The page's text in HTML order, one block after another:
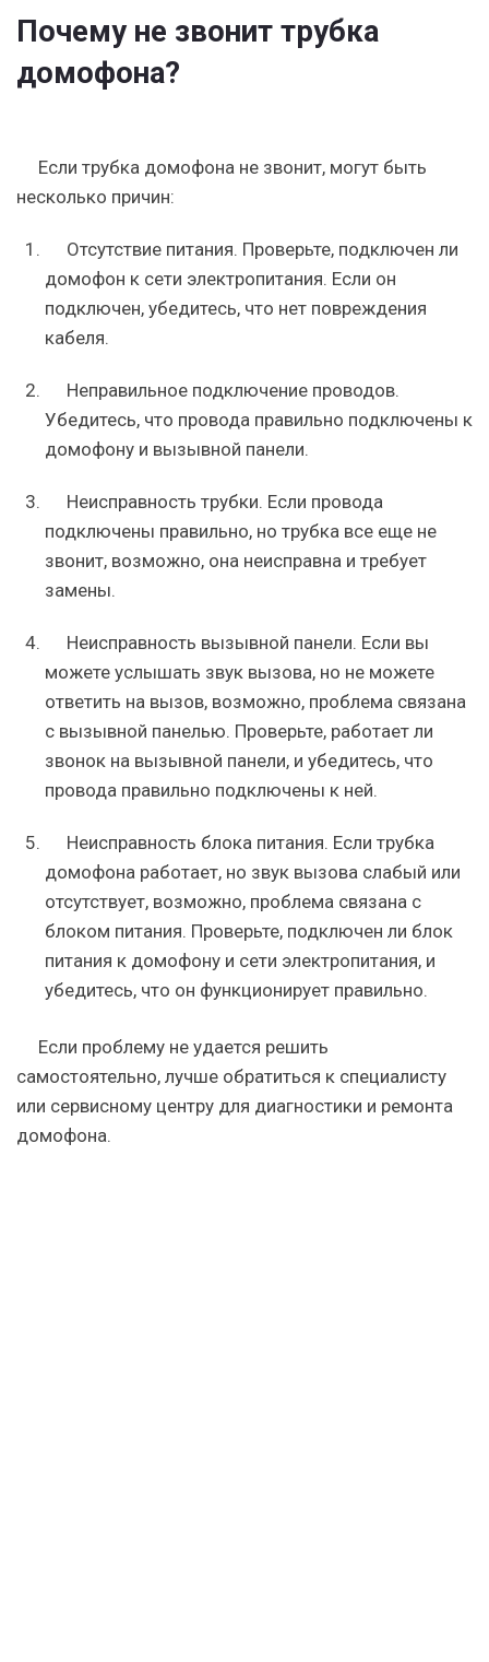
Почему не звонит трубка
домофона?
Если трубка домофона не звонит, могут быть
несколько причин:
Отсутствие питания. Проверьте, подключен ли
домофон к сети электропитания. Если он
подключен, убедитесь, что нет повреждения
кабеля.
Неправильное подключение проводов.
Убедитесь, что провода правильно подключены к
домофону и вызывной панели.
Неисправность трубки. Если провода
подключены правильно, но трубка все еще не
звонит, возможно, она неисправна и требует
замены.
Неисправность вызывной панели. Если вы
можете услышать звук вызова, но не можете
ответить на вызов, возможно, проблема связана
с вызывной панелью. Проверьте, работает ли
звонок на вызывной панели, и убедитесь, что
провода правильно подключены к ней.
Неисправность блока питания. Если трубка
домофона работает, но звук вызова слабый или
отсутствует, возможно, проблема связана с
блоком питания. Проверьте, подключен ли блок
питания к домофону и сети электропитания, и
убедитесь, что он функционирует правильно.
Если проблему не удается решить
самостоятельно, лучше обратиться к специалисту
или сервисному центру для диагностики и ремонта
домофона.